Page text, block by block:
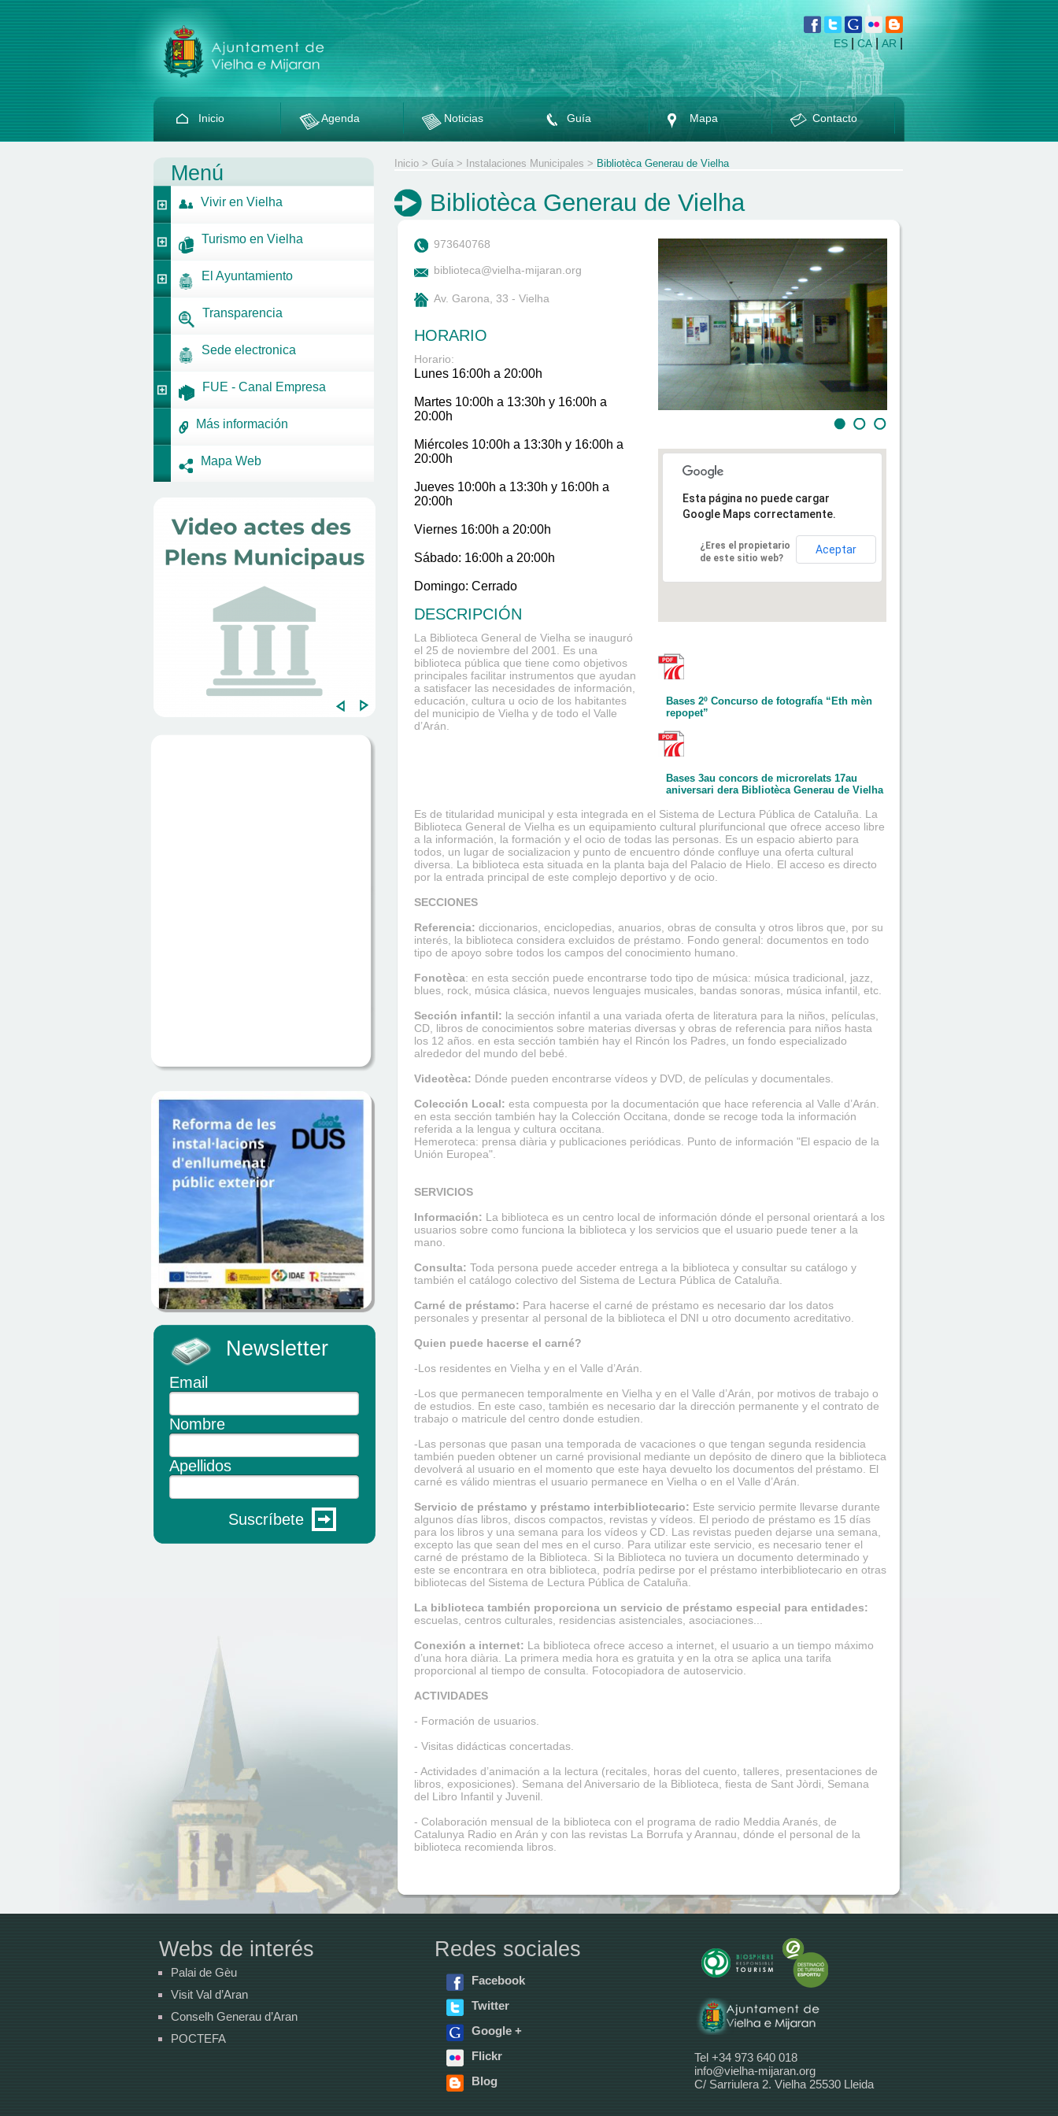
ES CA | AR
Inicio Agenda Noticias Guía Mapa Contacto
Menú
Vivir en Vielha
Turismo en Vielha
El Ayuntamiento
Transparencia
Sede electronica
FUE - Canal Empresa
Más información
Mapa Web
Newsletter
Email
Nombre
Apellidos
Suscríbete
Inicio > Guía > Instalaciones Municipales > Bibliotèca Generau de Vielha
Bibliotèca Generau de Vielha
973640768
biblioteca@vielha-mijaran.org
Av. Garona, 33 - Vielha
HORARIO
Horario:
Lunes 16:00h a 20:00h
Martes 10:00h a 13:30h y 16:00h a
20:00h
Miércoles 10:00h a 13:30h y 16:00h a
20:00h
Jueves 10:00h a 13:30h y 16:00h a
20:00h
Viernes 16:00h a 20:00h
Sábado: 16:00h a 20:00h
Domingo: Cerrado
DESCRIPCIÓN
La Biblioteca General de Vielha se inauguró
el 25 de noviembre del 2001. Es una
biblioteca pública que tiene como objetivos
principales facilitar instrumentos que ayudan
a satisfacer las necesidades de información,
educación, cultura u ocio de los habitantes
del municipio de Vielha y de todo el Valle
d’Arán.
Esta página no puede cargar
Google Maps correctamente.
¿Eres el propietario
de este sitio web?
Aceptar
Bases 2º Concurso de fotografía “Eth mèn
repopet”
Bases 3au concors de microrelats 17au
aniversari dera Bibliotèca Generau de Vielha
Es de titularidad municipal y esta integrada en el Sistema de Lectura Pública de Cataluña. La
Biblioteca General de Vielha es un equipamiento cultural plurifuncional que ofrece acceso libre
a la información, la formación y el ocio de todas las personas. Es un espacio abierto para
todos, un lugar de socializacion y punto de encuentro dónde confluye una oferta cultural
diversa. La biblioteca esta situada en la planta baja del Palacio de Hielo. El acceso es directo
por la entrada principal de este complejo deportivo y de ocio.
SECCIONES
Referencia: diccionarios, enciclopedias, anuarios, obras de consulta y otros libros que, por su
interés, la biblioteca considera excluidos de préstamo. Fondo general: documentos en todo
tipo de apoyo sobre todos los campos del conocimiento humano.
Fonotèca: en esta sección puede encontrarse todo tipo de música: música tradicional, jazz,
blues, rock, música clásica, nuevos lenguajes musicales, bandas sonoras, música infantil, etc.
Sección infantil: la sección infantil a una variada oferta de literatura para la niños, películas,
CD, libros de conocimientos sobre materias diversas y obras de referencia para niños hasta
los 12 años. en esta sección también hay el Rincón los Padres, un fondo especializado
alrededor del mundo del bebé.
Videotèca: Dónde pueden encontrarse vídeos y DVD, de películas y documentales.
Colección Local: esta compuesta por la documentación que hace referencia al Valle d’Arán.
en esta sección también hay la Colección Occitana, donde se recoge toda la información
referida a la lengua y cultura occitana.
Hemeroteca: prensa diària y publicaciones periódicas. Punto de información "El espacio de la
Unión Europea".
SERVICIOS
Información: La biblioteca es un centro local de información dónde el personal orientará a los
usuarios sobre como funciona la biblioteca y los servicios que el usuario puede tener a la
mano.
Consulta: Toda persona puede acceder entrega a la biblioteca y consultar su catálogo y
también el catálogo colectivo del Sistema de Lectura Pública de Cataluña.
Carné de préstamo: Para hacerse el carné de préstamo es necesario dar los datos
personales y presentar al personal de la biblioteca el DNI u otro documento acreditativo.
Quien puede hacerse el carné?
-Los residentes en Vielha y en el Valle d’Arán.
-Los que permanecen temporalmente en Vielha y en el Valle d’Arán, por motivos de trabajo o
de estudios. En este caso, también es necesario dar la dirección permanente y el contrato de
trabajo o matricule del centro donde estudien.
-Las personas que pasan una temporada de vacaciones o que tengan segunda residencia
también pueden obtener un carné provisional mediante un depósito de dinero que la biblioteca
devolverá al usuario en el momento que este haya devuelto los documentos del préstamo. El
carné es válido mientras el usuario permanece en Vielha o en el Valle d’Arán.
Servicio de préstamo y préstamo interbibliotecario: Este servicio permite llevarse durante
algunos días libros, discos compactos, revistas y vídeos. El periodo de préstamo es 15 días
para los libros y una semana para los vídeos y CD. Las revistas pueden dejarse una semana,
excepto las que sean del mes en el curso. Para utilizar este servicio, es necesario tener el
carné de préstamo de la Biblioteca. Si la Biblioteca no tuviera un documento determinado y
este se encontrara en otra biblioteca, podría pedirse por el préstamo interbibliotecario en otras
bibliotecas del Sistema de Lectura Pública de Cataluña.
La biblioteca también proporciona un servicio de préstamo especial para entidades:
escuelas, centros culturales, residencias asistenciales, asociaciones...
Conexión a internet: La biblioteca ofrece acceso a internet, el usuario a un tiempo máximo
d’una hora diària. La primera media hora es gratuita y en la otra se aplica una tarifa
proporcional al tiempo de consulta. Fotocopiadora de autoservicio.
ACTIVIDADES
- Formación de usuarios.
- Visitas didácticas concertadas.
- Actividades d’animación a la lectura (recitales, horas del cuento, talleres, presentaciones de
libros, exposiciones). Semana del Aniversario de la Biblioteca, fiesta de Sant Jòrdi, Semana
del Libro Infantil y Juvenil.
- Colaboración mensual de la biblioteca con el programa de radio Meddia Aranés, de
Catalunya Radio en Arán y con las revistas La Borrufa y Arannau, dónde el personal de la
biblioteca recomienda libros.
Webs de interés
Palai de Gèu
Visit Val d’Aran
Conselh Generau d’Aran
POCTEFA
Redes sociales
Facebook
Twitter
Google +
Flickr
Blog
Tel +34 973 640 018
info@vielha-mijaran.org
C/ Sarriulera 2. Vielha 25530 Lleida